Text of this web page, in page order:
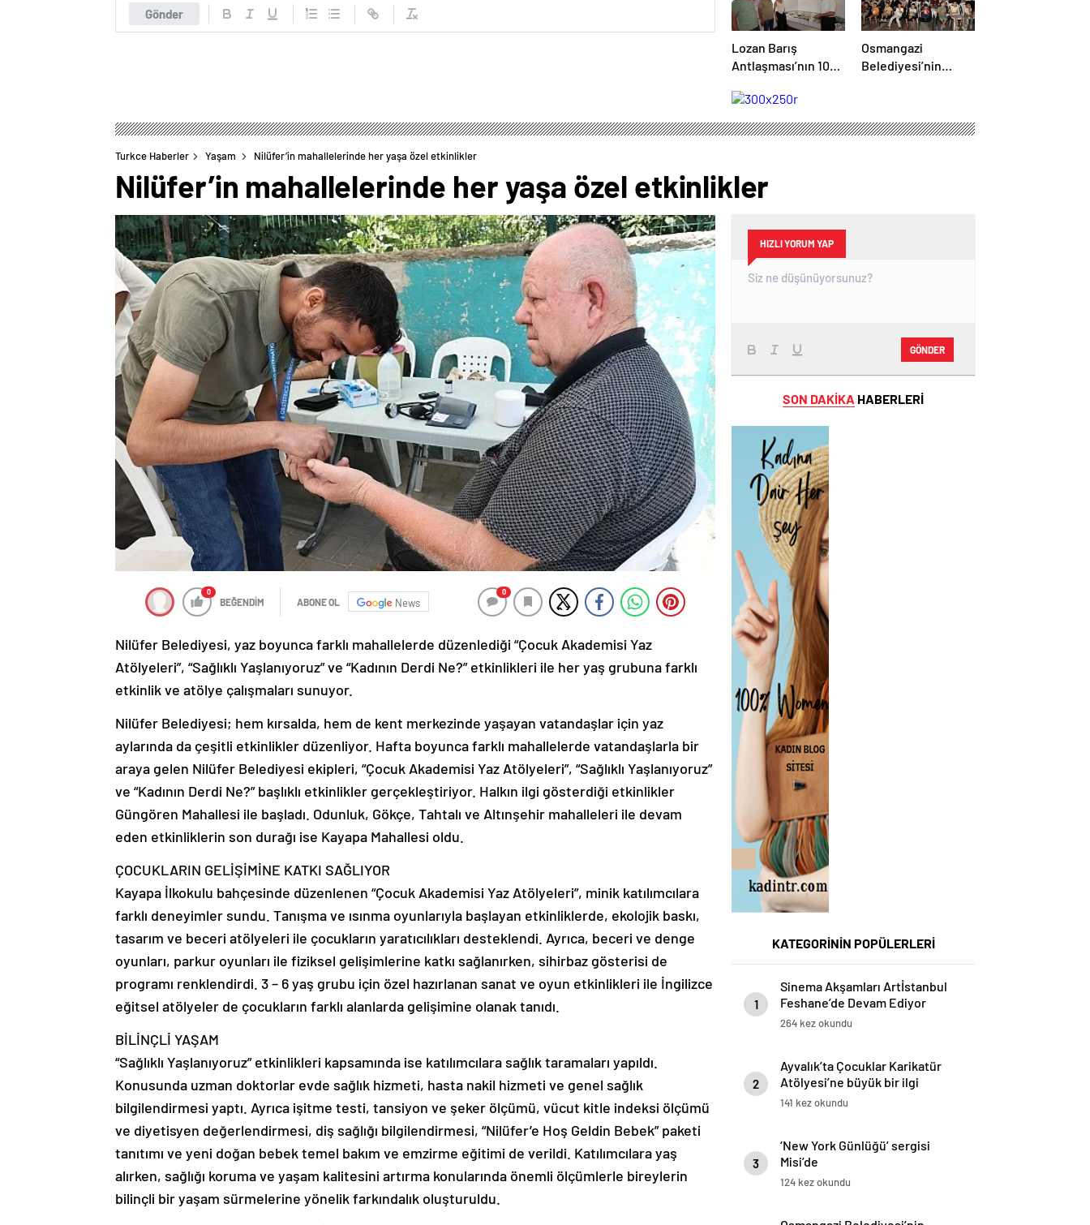
Gönder
Lozan Barış
Antlaşması’nın 102.
kutlandı
Osmangazi
Belediyesi’nin
Turkce Haberler Yaşam Nilüfer’in mahallelerinde her yaşa özel etkinlikler
Nilüfer’in mahallelerinde her yaşa özel etkinlikler
0
BEĞENDİM ABONE OL News
0
Nilüfer Belediyesi, yaz boyunca farklı mahallelerde düzenlediği “Çocuk Akademisi Yaz
Atölyeleri”, “Sağlıklı Yaşlanıyoruz” ve “Kadının Derdi Ne?” etkinlikleri ile her yaş grubuna farklı
etkinlik ve atölye çalışmaları sunuyor.
Nilüfer Belediyesi; hem kırsalda, hem de kent merkezinde yaşayan vatandaşlar için yaz
aylarında da çeşitli etkinlikler düzenliyor. Hafta boyunca farklı mahallelerde vatandaşlarla bir
araya gelen Nilüfer Belediyesi ekipleri, “Çocuk Akademisi Yaz Atölyeleri”, “Sağlıklı Yaşlanıyoruz”
ve “Kadının Derdi Ne?” başlıklı etkinlikler gerçekleştiriyor. Halkın ilgi gösterdiği etkinlikler
Güngören Mahallesi ile başladı. Odunluk, Gökçe, Tahtalı ve Altınşehir mahalleleri ile devam
eden etkinliklerin son durağı ise Kayapa Mahallesi oldu.
ÇOCUKLARIN GELİŞİMİNE KATKI SAĞLIYOR
Kayapa İlkokulu bahçesinde düzenlenen “Çocuk Akademisi Yaz Atölyeleri”, minik katılımcılara
farklı deneyimler sundu. Tanışma ve ısınma oyunlarıyla başlayan etkinliklerde, ekolojik baskı,
tasarım ve beceri atölyeleri ile çocukların yaratıcılıkları desteklendi. Ayrıca, beceri ve denge
oyunları, parkur oyunları ile fiziksel gelişimlerine katkı sağlanırken, sihirbaz gösterisi de
programı renklendirdi. 3 – 6 yaş grubu için özel hazırlanan sanat ve oyun etkinlikleri ile İngilizce
eğitsel atölyeler de çocukların farklı alanlarda gelişimine olanak tanıdı.
BİLİNÇLİ YAŞAM
“Sağlıklı Yaşlanıyoruz” etkinlikleri kapsamında ise katılımcılara sağlık taramaları yapıldı.
Konusunda uzman doktorlar evde sağlık hizmeti, hasta nakil hizmeti ve genel sağlık
bilgilendirmesi yaptı. Ayrıca işitme testi, tansiyon ve şeker ölçümü, vücut kitle indeksi ölçümü
ve diyetisyen değerlendirmesi, diş sağlığı bilgilendirmesi, “Nilüfer’e Hoş Geldin Bebek” paketi
tanıtımı ve yeni doğan bebek temel bakım ve emzirme eğitimi de verildi. Katılımcılara yaş
alırken, sağlığı koruma ve yaşam kalitesini artırma konularında önemli ölçümlerle bireylerin
bilinçli bir yaşam sürmelerine yönelik farkındalık oluşturuldu.
HIZLI YORUM YAP
GÖNDER
SON DAKİKA HABERLERİ
KATEGORİNİN POPÜLERLERİ
1
Sinema Akşamları Artİstanbul
Feshane’de Devam Ediyor
264 kez okundu
2
Ayvalık’ta Çocuklar Karikatür
Atölyesi’ne büyük bir ilgi
gösterdi
141 kez okundu
3
‘New York Günlüğü’ sergisi
Misi’de
124 kez okundu